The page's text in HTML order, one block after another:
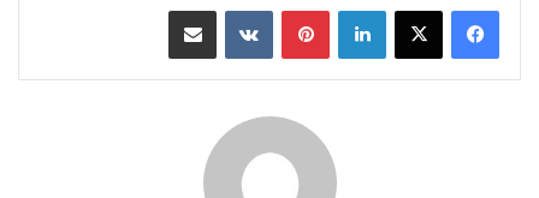
LinkedIn
VKontakte